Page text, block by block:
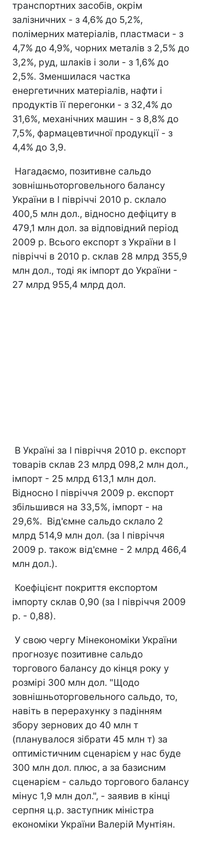
транспортних засобів, окрім
залізничних - з 4,6% до 5,2%,
полімерних матеріалів, пластмаси - з
4,7% до 4,9%, чорних металів з 2,5% до
3,2%, руд, шлаків і золи - з 1,6% до
2,5%. Зменшилася частка
енергетичних матеріалів, нафти і
продуктів її перегонки - з 32,4% до
31,6%, механічних машин - з 8,8% до
7,5%, фармацевтичної продукції - з
4,4% до 3,9.
Нагадаємо, позитивне сальдо
зовнішньоторговельного балансу
України в I півріччі 2010 р. склало
400,5 млн дол., відносно дефіциту в
479,1 млн дол. за відповідний період
2009 р. Всього експорт з України в I
півріччі в 2010 р. склав 28 млрд 355,9
млн дол., тоді як імпорт до України -
27 млрд 955,4 млрд дол.
В Україні за I півріччя 2010 р. експорт
товарів склав 23 млрд 098,2 млн дол.,
імпорт - 25 млрд 613,1 млн дол.
Відносно I півріччя 2009 р. експорт
збільшився на 33,5%, імпорт - на
29,6%. Від'ємне сальдо склало 2
млрд 514,9 млн дол. (за I півріччя
2009 р. також від'ємне - 2 млрд 466,4
млн дол.).
Коефіцієнт покриття експортом
імпорту склав 0,90 (за I півріччя 2009
р. - 0,88).
У свою чергу Мінекономіки України
прогнозує позитивне сальдо
торгового балансу до кінця року у
розмірі 300 млн дол. "Щодо
зовнішньоторговельного сальдо, то,
навіть в перерахунку з падінням
збору зернових до 40 млн т
(планувалося зібрати 45 млн т) за
оптимістичним сценарієм у нас буде
300 млн дол. плюс, а за базисним
сценарієм - сальдо торгового балансу
мінус 1,9 млн дол.", - заявив в кінці
серпня ц.р. заступник міністра
економіки України Валерій Мунтіян.